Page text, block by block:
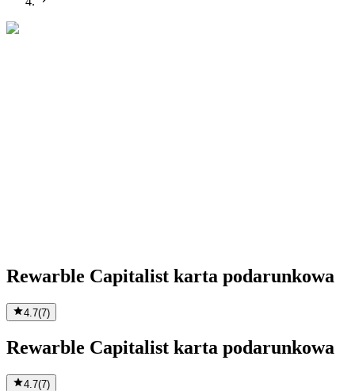
Rewarble Capitalist karta podarunkowa
4.7(7)
Rewarble Capitalist karta podarunkowa
4.7(7)